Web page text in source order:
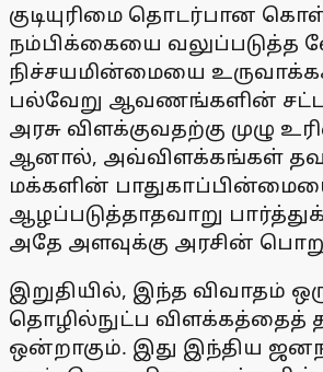
குடியுரிமை தொடர்பான
நம்பிக்கையை வலுப்படுத்த
நிச்சயமின்மையை
பல்வேறு ஆவணங்களின் சட்ட
அரசு விளக்குவதற்கு முழு
ஆனால், அவ்விளக்கங்கள்
மக்களின்
ஆழப்படுத்தாதவாறு
அதே அளவுக்கு அரசின்
இறுதியில், இந்த விவாதம்
தொழில்நுட்ப விளக்கத்தைத்
ஒன்றாகும். இது இந்திய